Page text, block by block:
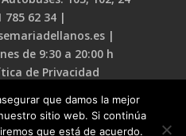
62 34 |
|
de 9:30 a 20:00 h
de Privacidad
que damos la mejor
sitio web. Si continúa
que está de acuerdo.